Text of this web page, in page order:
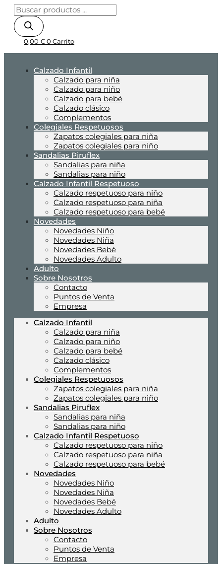
0,00 € 0 Carrito
Calzado Infantil
Calzado para niña
Calzado para niño
Calzado para bebé
Calzado clásico
Complementos
Colegiales Respetuosos
Zapatos colegiales para niña
Zapatos colegiales para niño
Sandalias Piruflex
Sandalias para niña
Sandalias para niño
Calzado Infantil Respetuoso
Calzado respetuoso para niño
Calzado respetuoso para niña
Calzado respetuoso para bebé
Novedades
Novedades Niño
Novedades Niña
Novedades Bebé
Novedades Adulto
Adulto
Sobre Nosotros
Contacto
Puntos de Venta
Empresa
Calzado Infantil
Calzado para niña
Calzado para niño
Calzado para bebé
Calzado clásico
Complementos
Colegiales Respetuosos
Zapatos colegiales para niña
Zapatos colegiales para niño
Sandalias Piruflex
Sandalias para niña
Sandalias para niño
Calzado Infantil Respetuoso
Calzado respetuoso para niño
Calzado respetuoso para niña
Calzado respetuoso para bebé
Novedades
Novedades Niño
Novedades Niña
Novedades Bebé
Novedades Adulto
Adulto
Sobre Nosotros
Contacto
Puntos de Venta
Empresa